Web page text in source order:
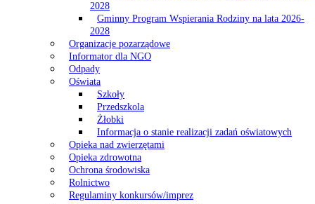
2028
Gminny Program Wspierania Rodziny na lata 2026-
2028
Organizacje pozarządowe
Informator dla NGO
Odpady
Oświata
Szkoły
Przedszkola
Żłobki
Informacja o stanie realizacji zadań oświatowych
Opieka nad zwierzętami
Opieka zdrowotna
Ochrona środowiska
Rolnictwo
Regulaminy konkursów/imprez